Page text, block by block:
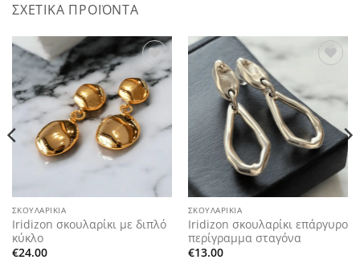
ΣΧΕΤΙΚΆ ΠΡΟΪΌΝΤΑ
Add to
wishlist
ΣΚΟΥΛΑΡΊΚΙΑ
Iridizon σκουλαρίκι με διπλό
κύκλο
€24.00
ΣΚΟΥΛΑΡΊΚΙΑ
Iridizon σκουλαρίκι επάργυρο
περίγραμμα σταγόνα
€13.00